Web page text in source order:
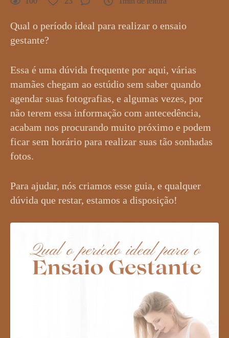
Qual o período ideal para realizar o ensaio
gestante?
Essa é uma dúvida frequente por aqui, várias
mamães chegam ao estúdio sem saber quando
agendar suas fotografias, e algumas vezes, por
não terem essa informação com antecedência,
acabam nos procurando muito próximo e podem
ficar sem horário para realizar suas tão sonhadas
fotos.
Para ajudar, nós criamos esse guia, e qualquer
dúvida que restar, estamos a disposição!